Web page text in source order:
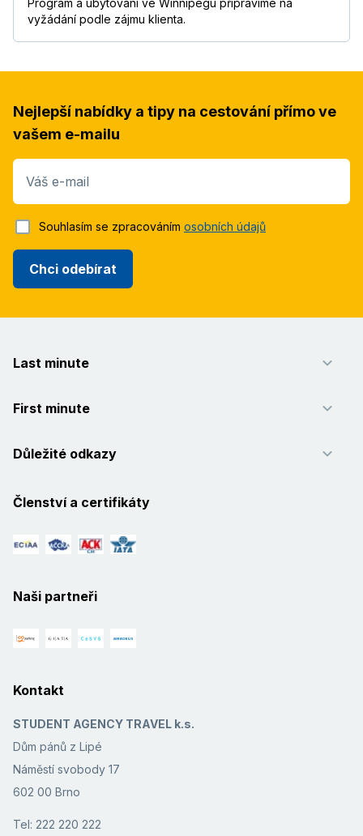
Program a ubytování ve Winnipegu připravíme na
vyžádání podle zájmu klienta.
Nejlepší nabídky a tipy na cestování přímo ve
vašem e-mailu
Váš e-mail
Chci odebírat
Souhlasím se zpracováním osobních údajů
Last minute
First minute
Důležité odkazy
Členství a certifikáty
Naši partneři
Kontakt
STUDENT AGENCY TRAVEL k.s.
Dům pánů z Lipé
Náměstí svobody 17
602 00 Brno
Tel: 222 220 222